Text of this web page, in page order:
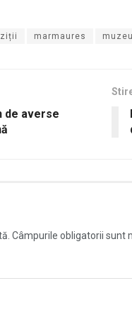
marmaures muzeu
de averse
Câmpurile obligatorii sunt